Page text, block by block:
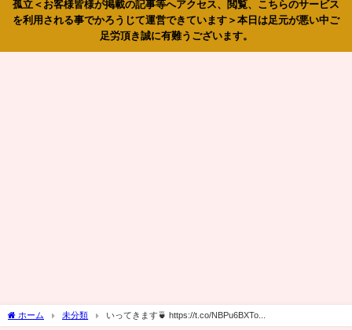
孤立＜お客様皆様が掲載の記事等へアクセス、閲覧、こちらのサービス
を利用される事でかろうじて運営できています＞本日は足元が悪い中ご
足労頂き誠に有難うございます。
ホーム 未分類 いってきます🍵 https://t.co/NBPu6BXTo...